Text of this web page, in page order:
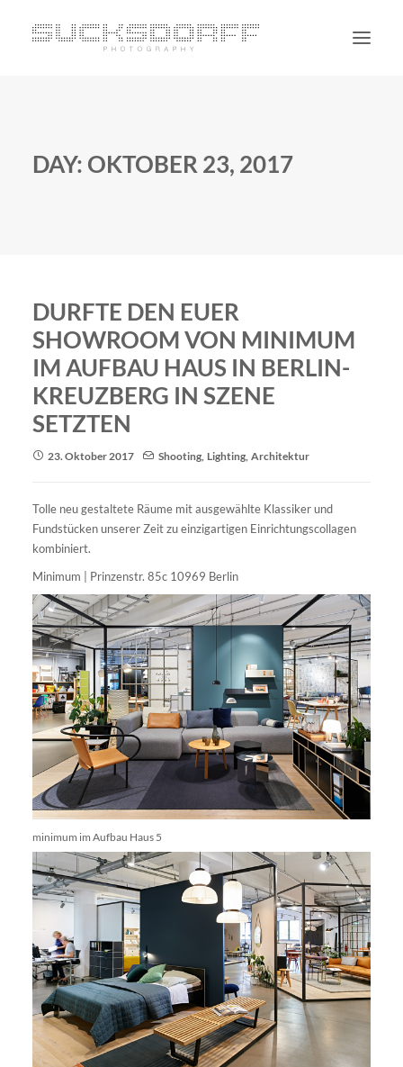
DAY: OKTOBER 23, 2017
DURFTE DEN EUER
SHOWROOM VON MINIMUM
IM AUFBAU HAUS IN BERLIN-
KREUZBERG IN SZENE
SETZTEN
23. Oktober 2017 Shooting, Lighting, Architektur
Tolle neu gestaltete Räume mit ausgewählte Klassiker und
Fundstücken unserer Zeit zu einzigartigen Einrichtungscollagen
kombiniert.
Minimum | Prinzenstr. 85c 10969 Berlin
minimum im Aufbau Haus 5